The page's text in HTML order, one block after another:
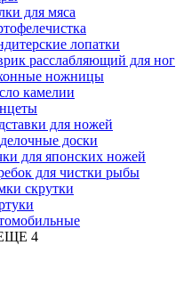
для мяса
лопатки
расслабляющий для ног
ножницы
камелии
для ножей
доски
для японских ножей
для чистки рыбы
скрутки
4